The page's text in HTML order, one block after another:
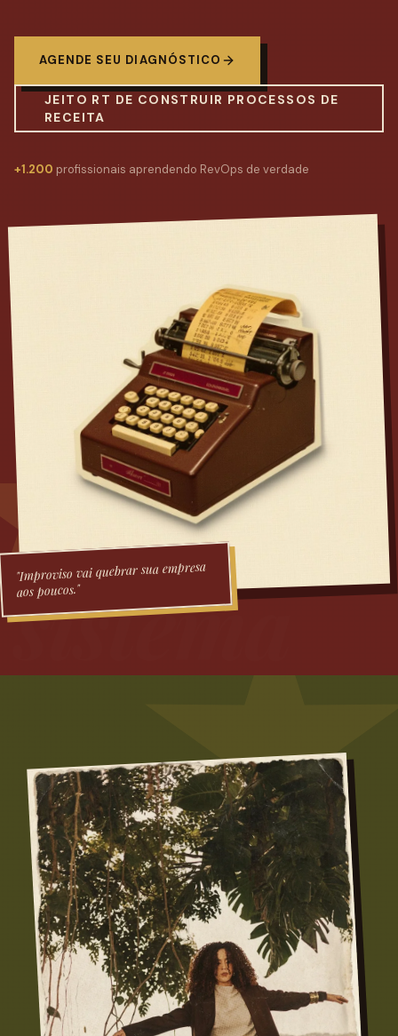
sistema
AGENDE SEU DIAGNÓSTICO
JEITO RT DE CONSTRUIR PROCESSOS DE
RECEITA
+1.200 profissionais aprendendo RevOps de verdade
"Improviso vai quebrar sua empresa
aos poucos."